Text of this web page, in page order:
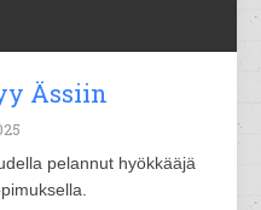
Ässiin
pelannut hyökkääjä